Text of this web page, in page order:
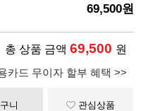
69,500원
총 상품 금액 69,500 원
카드 무이자 할부 혜택 >>
니 관심상품